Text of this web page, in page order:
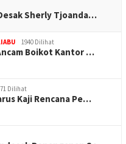
Sherly Tjoanda…
1940 Dilihat
Boikot Kantor …
Dilihat
Kaji Rencana Pe…